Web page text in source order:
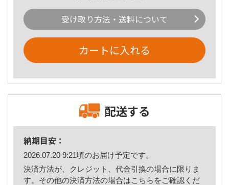
受け取り方法・送料について
カートに入れる
配送する
納期目安：
2026.07.20 9:21頃のお届け予定です。
決済方法が、クレジット、代金引換の場合に限りま
す。その他の決済方法の場合はこちら をご確認くだ